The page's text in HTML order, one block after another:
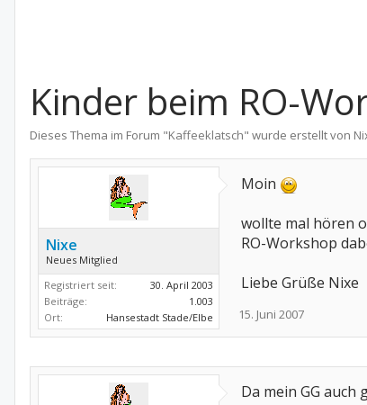
Kinder beim RO-
Dieses Thema im Forum "Kaffeeklatsch" wurde erstellt von
Nixe
Neues Mitglied
Registriert seit:
30. April 2003
Beiträge:
1.003
Ort:
Hansestadt Stade/Elbe
Moin
wollte mal hören
RO-Workshop
Liebe Grüße Nixe
15. Juni 2007
Da mein GG